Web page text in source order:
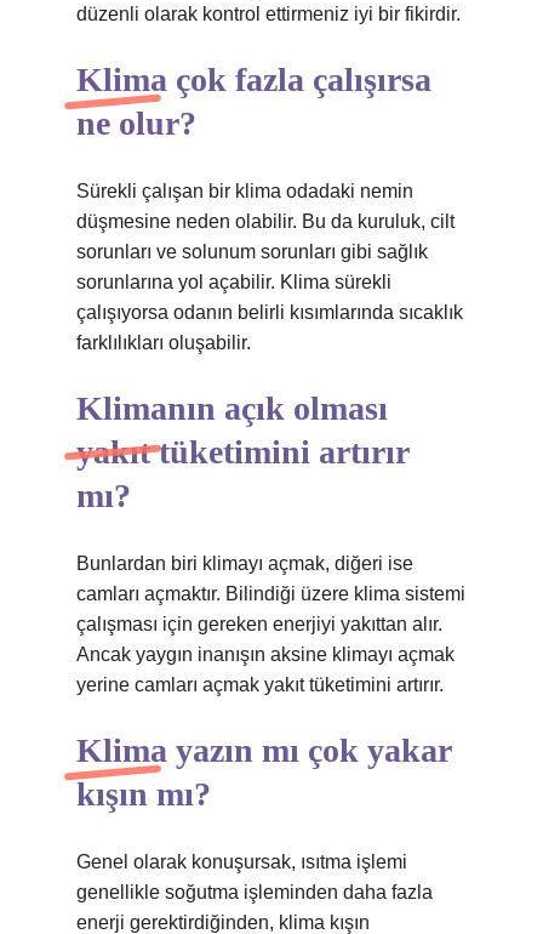
düzenli olarak kontrol ettirmeniz iyi bir fikirdir.
Klima çok fazla çalışırsa
ne olur?
Sürekli çalışan bir klima odadaki nemin
düşmesine neden olabilir. Bu da kuruluk, cilt
sorunları ve solunum sorunları gibi sağlık
sorunlarına yol açabilir. Klima sürekli
çalışıyorsa odanın belirli kısımlarında sıcaklık
farklılıkları oluşabilir.
Klimanın açık olması
yakıt tüketimini artırır
mı?
Bunlardan biri klimayı açmak, diğeri ise
camları açmaktır. Bilindiği üzere klima sistemi
çalışması için gereken enerjiyi yakıttan alır.
Ancak yaygın inanışın aksine klimayı açmak
yerine camları açmak yakıt tüketimini artırır.
Klima yazın mı çok yakar
kışın mı?
Genel olarak konuşursak, ısıtma işlemi
genellikle soğutma işleminden daha fazla
enerji gerektirdiğinden, klima kışın